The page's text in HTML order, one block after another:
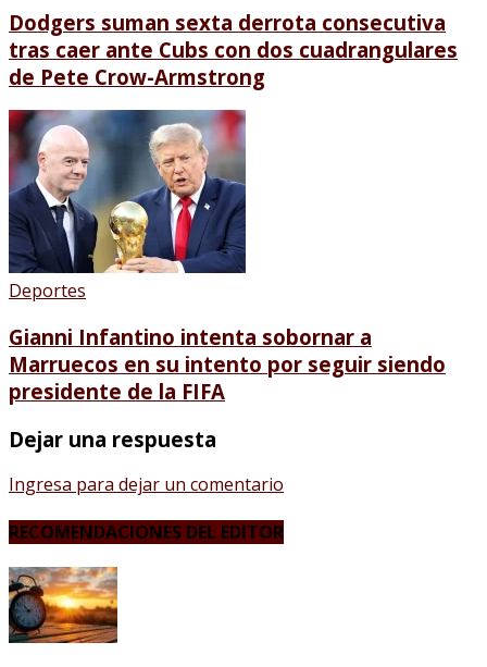
Dodgers suman sexta derrota consecutiva
tras caer ante Cubs con dos cuadrangulares
de Pete Crow-Armstrong
Deportes
Gianni Infantino intenta sobornar a
Marruecos en su intento por seguir siendo
presidente de la FIFA
Dejar una respuesta
Ingresa para dejar un comentario
RECOMENDACIONES DEL EDITOR